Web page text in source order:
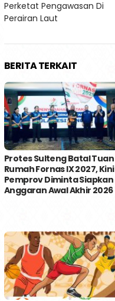
Perketat Pengawasan Di
Perairan Laut
BERITA TERKAIT
Protes Sulteng Batal Tuan
Rumah Fornas IX 2027, Kini
Pemprov Diminta Siapkan
Anggaran Awal Akhir 2026